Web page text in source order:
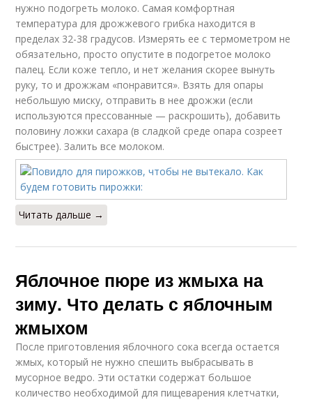
Пирожки с повидлом
нужно подогреть молоко. Самая комфортная
температура для дрожжевого грибка находится в
пределах 32-38 градусов. Измерять ее с термометром не
обязательно, просто опустите в подогретое молоко
палец. Если коже тепло, и нет желания скорее вынуть
руку, то и дрожжам «понравится». Взять для опары
небольшую миску, отправить в нее дрожжи (если
используются прессованные — раскрошить), добавить
половину ложки сахара (в сладкой среде опара созреет
быстрее). Залить все молоком.
Читать дальше →
Яблочное пюре из жмыха на
зиму. Что делать с яблочным
жмыхом
После приготовления яблочного сока всегда остается
жмых, который не нужно спешить выбрасывать в
мусорное ведро. Эти остатки содержат большое
количество необходимой для пищеварения клетчатки,